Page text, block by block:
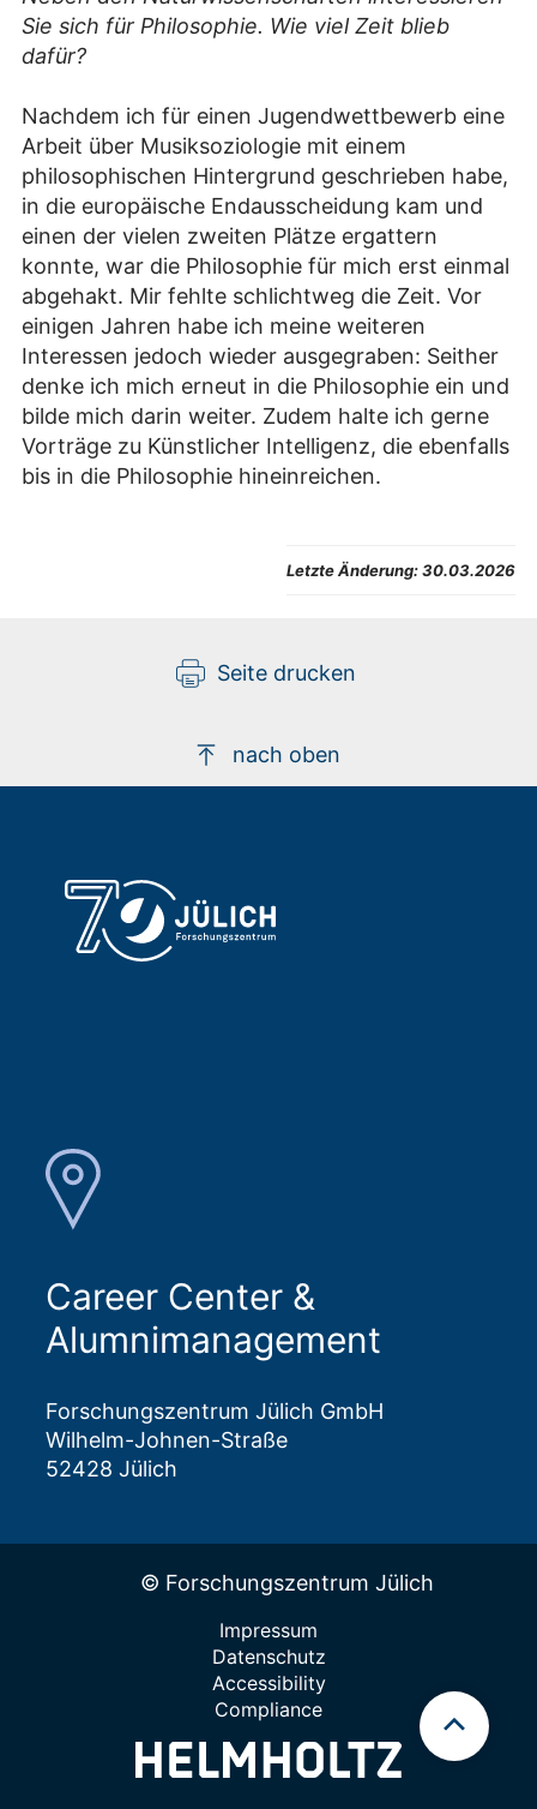
Sie sich für Philosophie. Wie viel Zeit blieb
dafür?
Nachdem ich für einen Jugendwettbewerb eine
Arbeit über Musiksoziologie mit einem
philosophischen Hintergrund geschrieben habe,
in die europäische Endausscheidung kam und
einen der vielen zweiten Plätze ergattern
konnte, war die Philosophie für mich erst einmal
abgehakt. Mir fehlte schlichtweg die Zeit. Vor
einigen Jahren habe ich meine weiteren
Interessen jedoch wieder ausgegraben: Seither
denke ich mich erneut in die Philosophie ein und
bilde mich darin weiter. Zudem halte ich gerne
Vorträge zu Künstlicher Intelligenz, die ebenfalls
bis in die Philosophie hineinreichen.
Letzte Änderung:30.03.2026
Seite drucken
nach oben
Career Center &
Alumnimanagement
Forschungszentrum Jülich GmbH
Wilhelm-Johnen-Straße
52428 Jülich
© Forschungszentrum Jülich
Impressum
Datenschutz
Accessibility
Compliance